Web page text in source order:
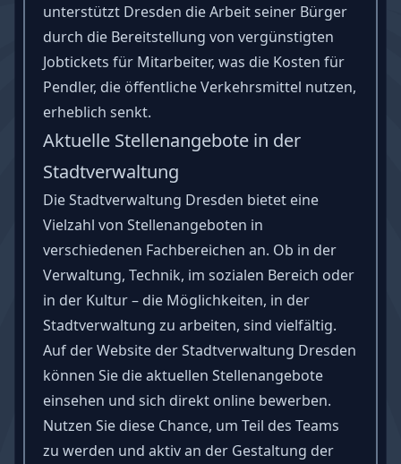
unterstützt Dresden die Arbeit seiner Bürger
durch die Bereitstellung von vergünstigten
Jobtickets für Mitarbeiter, was die Kosten für
Pendler, die öffentliche Verkehrsmittel nutzen,
erheblich senkt.
Aktuelle Stellenangebote in der
Stadtverwaltung
Die Stadtverwaltung Dresden bietet eine
Vielzahl von Stellenangeboten in
verschiedenen Fachbereichen an. Ob in der
Verwaltung, Technik, im sozialen Bereich oder
in der Kultur – die Möglichkeiten, in der
Stadtverwaltung zu arbeiten, sind vielfältig.
Auf der Website der Stadtverwaltung Dresden
können Sie die aktuellen Stellenangebote
einsehen und sich direkt online bewerben.
Nutzen Sie diese Chance, um Teil des Teams
zu werden und aktiv an der Gestaltung der